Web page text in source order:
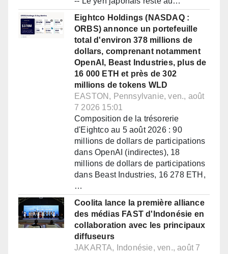
Eightco Holdings (NASDAQ :
ORBS) annonce un portefeuille
total d'environ 378 millions de
dollars, comprenant notamment
OpenAI, Beast Industries, plus de
16 000 ETH et près de 302
millions de tokens WLD
EASTON, Pennsylvanie, ven., août
7 2026 15:01
Composition de la trésorerie
d'Eightco au 5 août 2026 : 90
millions de dollars de participations
dans OpenAI (indirectes), 18
millions de dollars de participations
dans Beast Industries, 16 278 ETH,
…
Coolita lance la première alliance
des médias FAST d'Indonésie en
collaboration avec les principaux
diffuseurs
JAKARTA, Indonésie, ven., août 7